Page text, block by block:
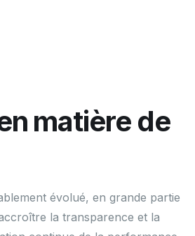
matière de
évolué, en grande partie
la transparence et la